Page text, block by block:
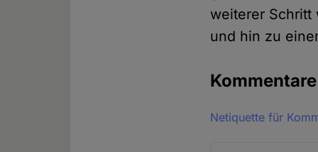
weiterer Schritt
und hin zu
Kommentare
Netiquette für